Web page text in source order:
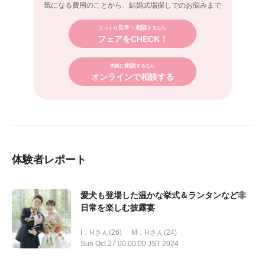
気になる費用のことから、 結婚式場探しでのお悩みまで
じっくり 見学・相談するなら
フェアをCHECK！
気軽に相談するなら
オンラインで相談する
体験者レポート
愛犬も登場した温かな挙式＆ランタンなど非
日常を楽しむ披露宴
I．Hさん(26)
M．Hさん(24)
Sun Oct 27 00:00:00 JST 2024